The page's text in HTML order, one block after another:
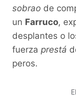
sobrao de
un Farruco,
desplantes o
fuerza prestá
peros.